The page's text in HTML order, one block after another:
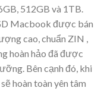
512GB và 1TB.
Macbook được bán
cao, chuẩn ZIN ,
hoàn hảo đã được
Bên cạnh đó, khi
hoàn toàn yên tâm